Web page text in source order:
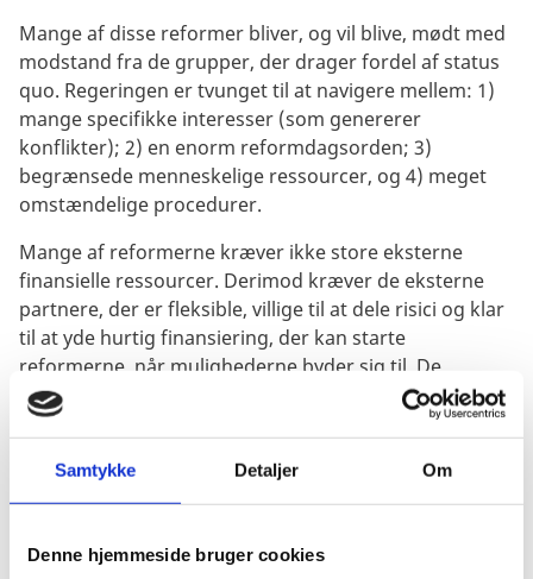
Samtykke Detaljer Om
Denne hjemmeside bruger cookies
Mange af disse reformer bliver, og vil blive, mødt med
modstand fra de grupper, der drager fordel af status
quo. Regeringen er tvunget til at navigere mellem: 1)
mange specifikke interesser (som genererer
konflikter); 2) en enorm reformdagsorden; 3)
begrænsede menneskelige ressourcer, og 4) meget
omstændelige procedurer.
Mange af reformerne kræver ikke store eksterne
finansielle ressourcer. Derimod kræver de eksterne
partnere, der er fleksible, villige til at dele risici og klar
til at yde hurtig finansiering, der kan starte
reformerne, når mulighederne byder sig til. De
eksterne samarbejdspartnere skal derfor være
risikovillige, de skal have evnen til at forstå den
kapacitet til at engagere sig konstruktivt.
kommer til at gøre krav på deres rettigheder. Det